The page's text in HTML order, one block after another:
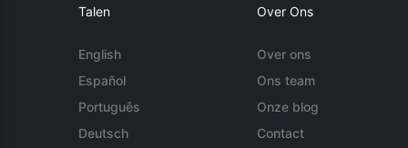
Talen
English
Español
Português
Deutsch
Over Ons
Over ons
Ons team
Onze blog
Contact